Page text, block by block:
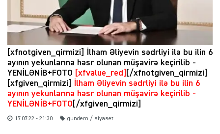
[xfnotgiven_qirmizi] İlham Əliyevin sədrliyi ilə bu ilin 6
ayının yekunlarına həsr olunan müşavirə keçirilib -
YENİLƏNİB+FOTO
[xfvalue_red]
[/xfnotgiven_qirmizi]
[xfgiven_qirmizi]
İlham Əliyevin sədrliyi ilə bu ilin 6
ayının yekunlarına həsr olunan müşavirə keçirilib -
YENİLƏNİB+FOTO [/xfgiven_qirmizi]
17.07.22 - 21:30 gundem / siyaset